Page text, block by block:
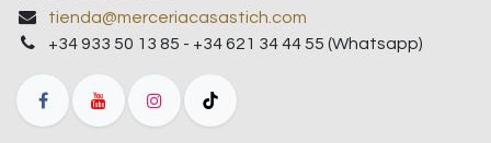
tienda@merceriacasastich.com
+34 933 50 13 85 - +34 621 34 44 55 (Whatsapp)